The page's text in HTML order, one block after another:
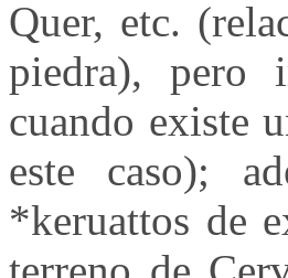
Quer, etc.
piedra), pero
cuando existe
este caso);
*keruattos de